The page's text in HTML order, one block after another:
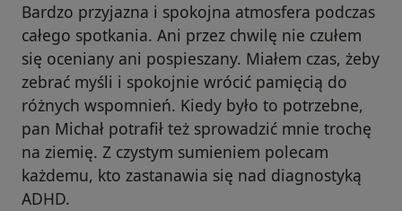
Bardzo przyjazna i spokojna atmosfera podczas
całego spotkania. Ani przez chwilę nie czułem
się oceniany ani pospieszany. Miałem czas, żeby
zebrać myśli i spokojnie wrócić pamięcią do
różnych wspomnień. Kiedy było to potrzebne,
pan Michał potrafił też sprowadzić mnie trochę
na ziemię. Z czystym sumieniem polecam
każdemu, kto zastanawia się nad diagnostyką
ADHD.